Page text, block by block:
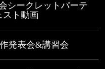
シークレットパーテ
スト動画
発表会&講習会